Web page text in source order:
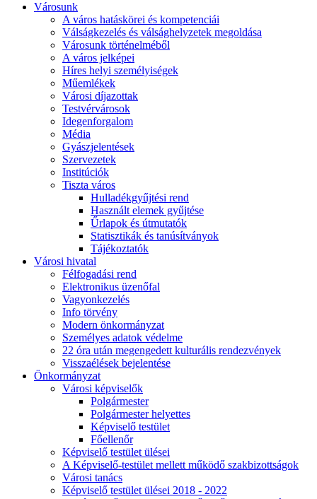
Városunk
A város hatáskörei és kompetenciái
Válságkezelés és válsághelyzetek megoldása
Városunk történelméből
A város jelképei
Híres helyi személyiségek
Műemlékek
Városi díjazottak
Testvérvárosok
Idegenforgalom
Média
Gyászjelentések
Szervezetek
Institúciók
Tiszta város
Hulladékgyűjtési rend
Használt elemek gyűjtése
Űrlapok és útmutatók
Statisztikák és tanúsítványok
Tájékoztatók
Városi hivatal
Félfogadási rend
Elektronikus üzenőfal
Vagyonkezelés
Info törvény
Modern önkormányzat
Személyes adatok védelme
22 óra után megengedett kulturális rendezvények
Visszaélések bejelentése
Önkormányzat
Városi képviselők
Polgármester
Polgármester helyettes
Képviselő testület
Főellenőr
Képviselő testület ülései
A Képviselő-testület mellett működő szakbizottságok
Városi tanács
Képviselő testület ülései 2018 - 2022